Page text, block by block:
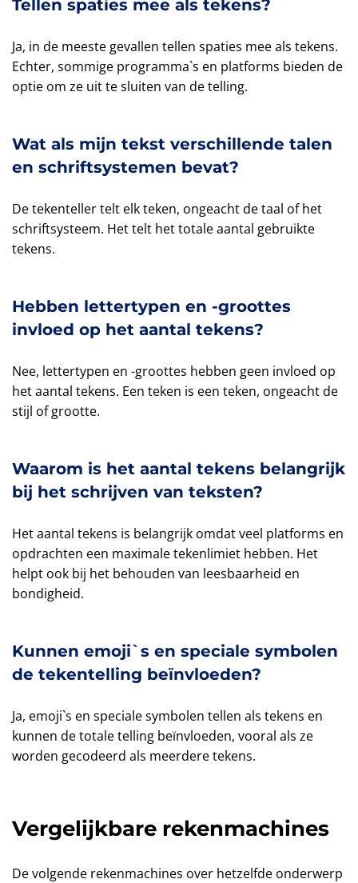
Tellen spaties mee als tekens?
Ja, in de meeste gevallen tellen spaties mee als tekens.
Echter, sommige programma`s en platforms bieden de
optie om ze uit te sluiten van de telling.
Wat als mijn tekst verschillende talen
en schriftsystemen bevat?
De tekenteller telt elk teken, ongeacht de taal of het
schriftsysteem. Het telt het totale aantal gebruikte
tekens.
Hebben lettertypen en -groottes
invloed op het aantal tekens?
Nee, lettertypen en -groottes hebben geen invloed op
het aantal tekens. Een teken is een teken, ongeacht de
stijl of grootte.
Waarom is het aantal tekens belangrijk
bij het schrijven van teksten?
Het aantal tekens is belangrijk omdat veel platforms en
opdrachten een maximale tekenlimiet hebben. Het
helpt ook bij het behouden van leesbaarheid en
bondigheid.
Kunnen emoji`s en speciale symbolen
de tekentelling beïnvloeden?
Ja, emoji`s en speciale symbolen tellen als tekens en
kunnen de totale telling beïnvloeden, vooral als ze
worden gecodeerd als meerdere tekens.
Vergelijkbare rekenmachines
De volgende rekenmachines over hetzelfde onderwerp